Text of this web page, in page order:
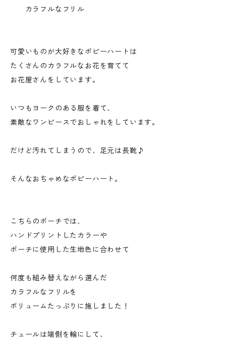
カラフルなフリル
可愛いものが大好きなポピーハートは
たくさんのカラフルなお花を育てて
お花屋さんをしています。
いつもヨークのある服を着て、
素敵なワンピースでおしゃれをしています。
だけど汚れてしまうので、足元は長靴♪
そんなおちゃめなポピーハート。
こちらのポーチでは、
ハンドプリントしたカラーや
ポーチに使用した生地色に合わせて
何度も組み替えながら選んだ
カラフルなフリルを
ボリュームたっぷりに施しました！
チュールは端側を輪にして、